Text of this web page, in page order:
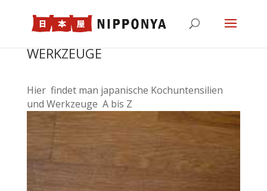
WERKZEUGE
Hier findet man japanische Kochuntensilien
und Werkzeuge A bis Z